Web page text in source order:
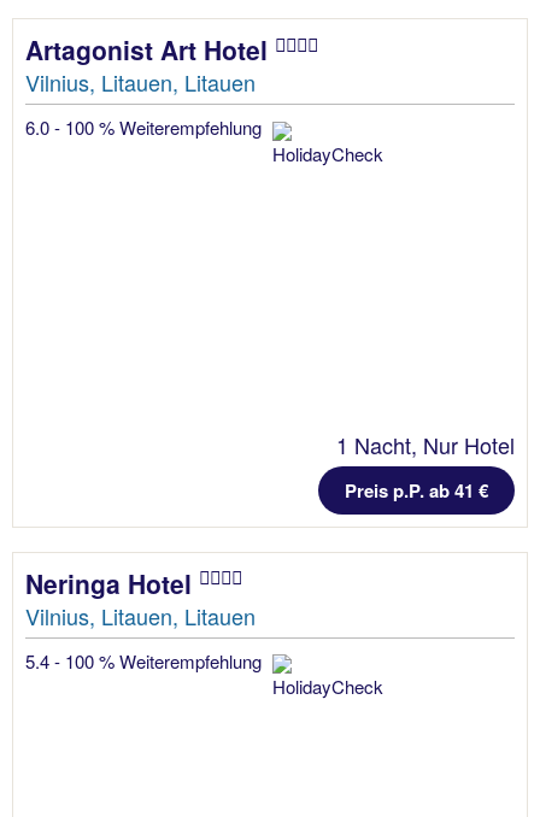
Artagonist Art Hotel
Vilnius, Litauen, Litauen
6.0 - 100 % Weiterempfehlung
1 Nacht, Nur Hotel
Preis p.P. ab 41 €
Neringa Hotel
Vilnius, Litauen, Litauen
5.4 - 100 % Weiterempfehlung